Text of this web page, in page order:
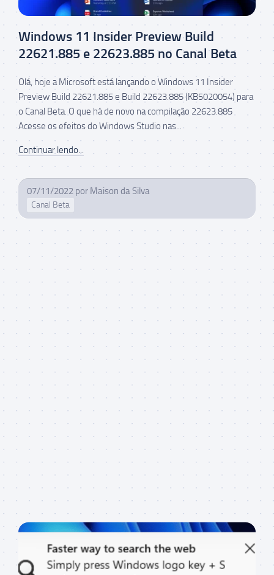
Windows 11 Insider Preview Build
22621.885 e 22623.885 no Canal Beta
Olá, hoje a Microsoft está lançando o Windows 11 Insider
Preview Build 22621.885 e Build 22623.885 (KB5020054) para
o Canal Beta. O que há de novo na compilação 22623.885
Acesse os efeitos do Windows Studio nas...
Continuar lendo...
07/11/2022 por Maison da Silva
Canal Beta